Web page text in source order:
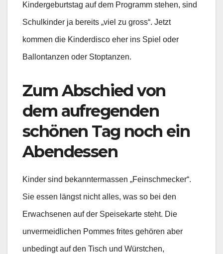
Kindergeburtstag auf dem Programm stehen, sind
Schulkinder ja bereits „viel zu gross“. Jetzt
kommen die Kinderdisco eher ins Spiel oder
Ballontanzen oder Stoptanzen.
Zum Abschied von
dem aufregenden
schönen Tag noch ein
Abendessen
Kinder sind bekanntermassen „Feinschmecker“.
Sie essen längst nicht alles, was so bei den
Erwachsenen auf der Speisekarte steht. Die
unvermeidlichen Pommes frites gehören aber
unbedingt auf den Tisch und Würstchen,